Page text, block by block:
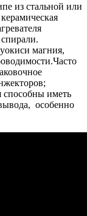
из стальной или
магния,
способны иметь
особенно